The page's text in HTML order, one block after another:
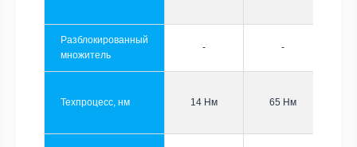
Разблокированный
множитель
- -
Техпроцесс, нм 14 Нм 65 Нм